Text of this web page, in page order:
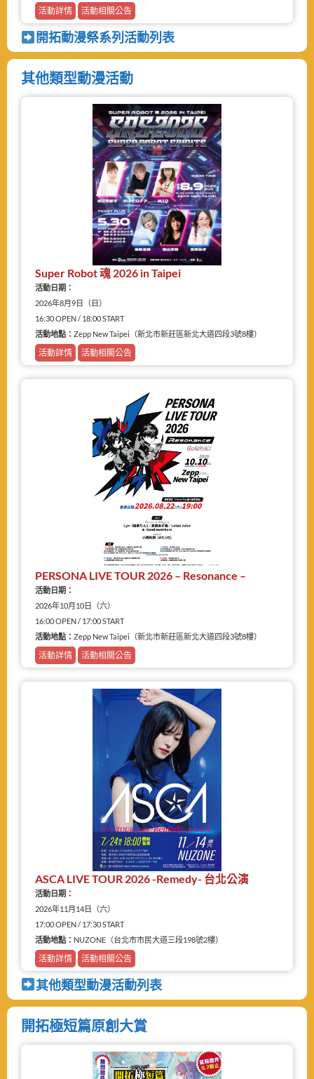
活動詳情 活動相關公告
開拓動漫祭系列活動列表
其他類型動漫活動
Super Robot 魂 2026 in Taipei
活動日期：
2026年8月9日（日）
16:30 OPEN / 18:00 START
活動地點： Zepp New Taipei（新北市新莊區新北大道四段3號8樓）
活動詳情 活動相關公告
PERSONA LIVE TOUR 2026 – Resonance –
活動日期：
2026年10月10日（六）
16:00 OPEN / 17:00 START
活動地點： Zepp New Taipei（新北市新莊區新北大道四段3號8樓）
活動詳情 活動相關公告
ASCA LIVE TOUR 2026 -Remedy- 台北公演
活動日期：
2026年11月14日（六）
17:00 OPEN / 17:30 START
活動地點： NUZONE（台北市市民大道三段198號2樓）
活動詳情 活動相關公告
其他類型動漫活動列表
開拓極短篇原創大賞